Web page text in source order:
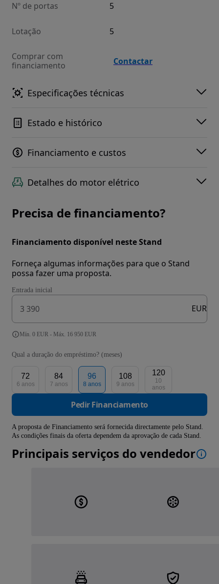
Nº de portas 5
Lotação 5
Comprar com
financiamento
Contactar
Especificações técnicas
Estado e histórico
Financiamento e custos
Detalhes do motor elétrico
Precisa de financiamento?
Financiamento disponível neste Stand
Forneça algumas informações para que o Stand
possa fazer uma proposta.
Entrada inicial
EUR
Mín. 0 EUR - Máx. 16 950 EUR
Qual a duração do empréstimo? (meses)
72
6 anos
84
7 anos
96
8 anos
108
9 anos
120
10
anos
Pedir Financiamento
A proposta de Financiamento será fornecida directamente pelo Stand.
As condições finais da oferta dependem da aprovação de cada Stand.
Principais serviços do vendedor